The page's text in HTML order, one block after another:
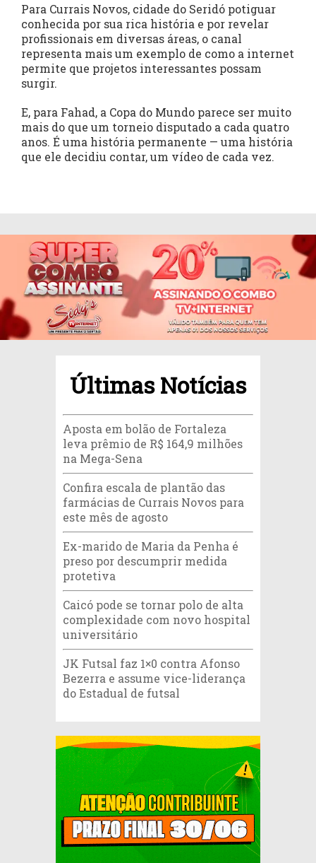
Para Currais Novos, cidade do Seridó potiguar
conhecida por sua rica história e por revelar
profissionais em diversas áreas, o canal
representa mais um exemplo de como a internet
permite que projetos interessantes possam
surgir.
E, para Fahad, a Copa do Mundo parece ser muito
mais do que um torneio disputado a cada quatro
anos. É uma história permanente — uma história
que ele decidiu contar, um vídeo de cada vez.
Últimas Notícias
Aposta em bolão de Fortaleza
leva prêmio de R$ 164,9 milhões
na Mega-Sena
Confira escala de plantão das
farmácias de Currais Novos para
este mês de agosto
Ex-marido de Maria da Penha é
preso por descumprir medida
protetiva
Caicó pode se tornar polo de alta
complexidade com novo hospital
universitário
JK Futsal faz 1×0 contra Afonso
Bezerra e assume vice-liderança
do Estadual de futsal